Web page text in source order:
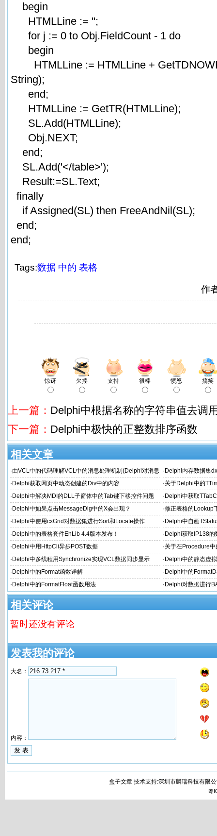
begin
HTMLLine := '';
for j := 0 to Obj.FieldCount - 1 do
begin
HTMLLine := HTMLLine +
String);
end;
HTMLLine := GetTR(HTMLLine);
SL.Add(HTMLLine);
Obj.NEXT;
end;
SL.Add('</table>');
Result:=SL.Text;
finally
if Assigned(SL) then FreeAndNil(SL);
end;
end;
Tags:数据 中的 表格
作
惊讶 欠揍 支持 很棒 愤怒 搞笑
上一篇： Delphi中根据名称的字符串值去调
下一篇： Delphi中极快的正整数排序函数
相关文章
·由VCL中的代码理解VCL中的消息处理机制(Delphi对消息
机的封装)
· Delphi内存数据集
· Delphi获取网页中动态创建的Div中的内容 ·关于Delphi中的
· Delphi中解决MDI的DLL子窗体中的Tab键下移控件问题 · Delphi中获取
· Delphi中如果点击MessageDlg中的X会出现？ ·修正表格的Lookup
· Delphi中使用cxGrid对数据集进行Sort和Locate操作 · Delphi中自画
· Delphi中的表格套件EhLib 4.4版本发布！ · Delphi获取IP138的
· Delphi中用HttpCli异步POST数据 ·关于在Procedure
· Delphi中多线程用Synchronize实现VCL数据同步显示 · Delphi中的静态虚
· Delphi中的Format函数详解 · Delphi中的
· Delphi中的FormatFloat函数用法 · Delphi对数据进行
相关评论
暂时还没有评论
发表我的评论
大名：
内容：
盒子文章 技术支持:深圳市麟瑞科技有限
粤